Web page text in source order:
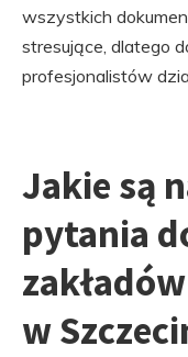
wszystkich
stresujące, dlatego
profesjonalistów
Jakie są
pytania
w